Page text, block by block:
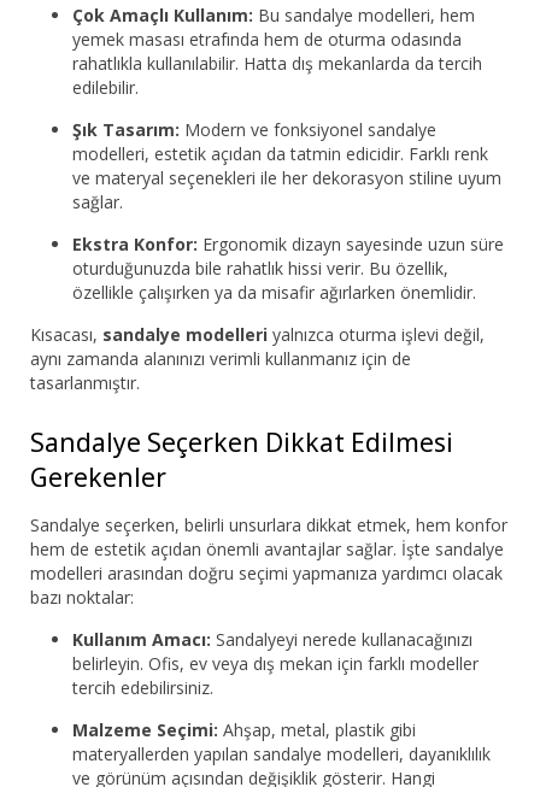
Çok Amaçlı Kullanım: Bu sandalye modelleri, hem
yemek masası etrafında hem de oturma odasında
rahatlıkla kullanılabilir. Hatta dış mekanlarda da tercih
edilebilir.
Şık Tasarım: Modern ve fonksiyonel sandalye
modelleri, estetik açıdan da tatmin edicidir. Farklı renk
ve materyal seçenekleri ile her dekorasyon stiline uyum
sağlar.
Ekstra Konfor: Ergonomik dizayn sayesinde uzun süre
oturduğunuzda bile rahatlık hissi verir. Bu özellik,
özellikle çalışırken ya da misafir ağırlarken önemlidir.
Kısacası, sandalye modelleri yalnızca oturma işlevi değil,
aynı zamanda alanınızı verimli kullanmanız için de
tasarlanmıştır.
Sandalye Seçerken Dikkat Edilmesi
Gerekenler
Sandalye seçerken, belirli unsurlara dikkat etmek, hem konfor
hem de estetik açıdan önemli avantajlar sağlar. İşte sandalye
modelleri arasından doğru seçimi yapmanıza yardımcı olacak
bazı noktalar:
Kullanım Amacı: Sandalyeyi nerede kullanacağınızı
belirleyin. Ofis, ev veya dış mekan için farklı modeller
tercih edebilirsiniz.
Malzeme Seçimi: Ahşap, metal, plastik gibi
materyallerden yapılan sandalye modelleri, dayanıklılık
ve görünüm açısından değişiklik gösterir. Hangi